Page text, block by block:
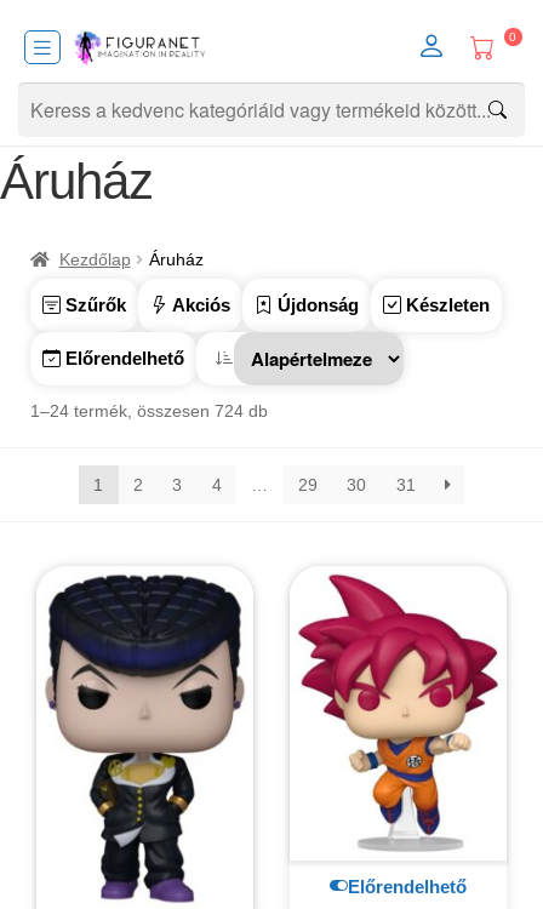
0
Áruház
Kezdőlap Áruház
Szűrők Akciós Újdonság Készleten
Előrendelhető
1–24 termék, összesen 724 db
1 2 3 4 29 30 31
Előrendelhető